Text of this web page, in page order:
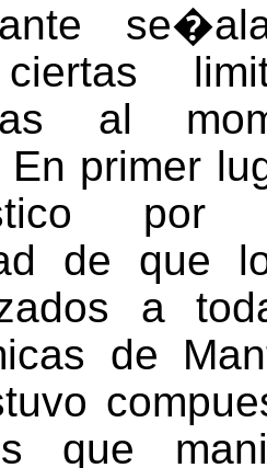
ciertas
al
En primer
por
de que
a
de
que